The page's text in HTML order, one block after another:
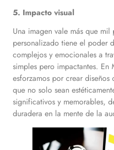
5. Impacto visual
Una imagen vale más que
personalizado tiene el poder
complejos y emocionales a
simples pero impactantes.
esforzamos por crear
que no solo sean
significativos y memorables,
duradera en la mente de la